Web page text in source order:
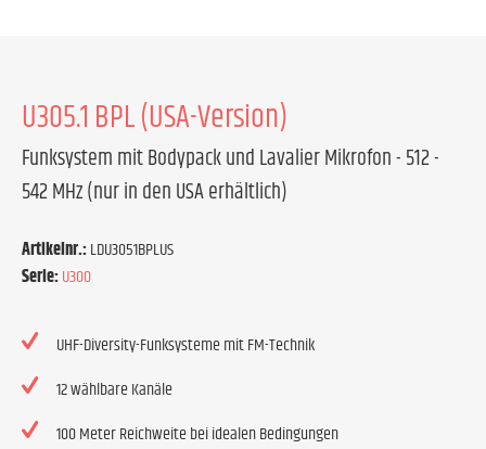
U305.1 BPL (USA-Version)
Funksystem mit Bodypack und Lavalier Mikrofon - 512 -
542 MHz (nur in den USA erhältlich)
Artikelnr.:LDU3051BPLUS
Serie:U300
UHF-Diversity-Funksysteme mit FM-Technik
12 wählbare Kanäle
100 Meter Reichweite bei idealen Bedingungen